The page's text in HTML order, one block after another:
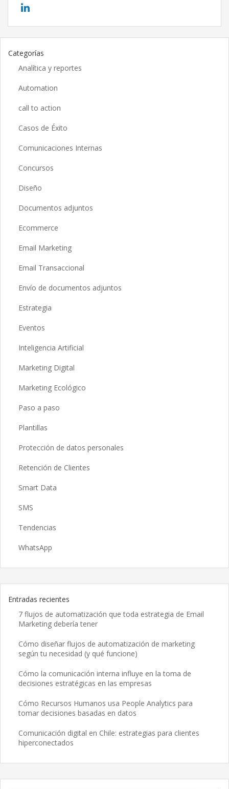
Categorías
Analítica y reportes
Automation
call to action
Casos de Éxito
Comunicaciones Internas
Concursos
Diseño
Documentos adjuntos
Ecommerce
Email Marketing
Email Transaccional
Envío de documentos adjuntos
Estrategia
Eventos
Inteligencia Artificial
Marketing Digital
Marketing Ecológico
Paso a paso
Plantillas
Protección de datos personales
Retención de Clientes
Smart Data
SMS
Tendencias
WhatsApp
Entradas recientes
7 flujos de automatización que toda estrategia de Email
Marketing debería tener
Cómo diseñar flujos de automatización de marketing
según tu necesidad (y qué funcione)
Cómo la comunicación interna influye en la toma de
decisiones estratégicas en las empresas
Cómo Recursos Humanos usa People Analytics para
tomar decisiones basadas en datos
Comunicación digital en Chile: estrategias para clientes
hiperconectados